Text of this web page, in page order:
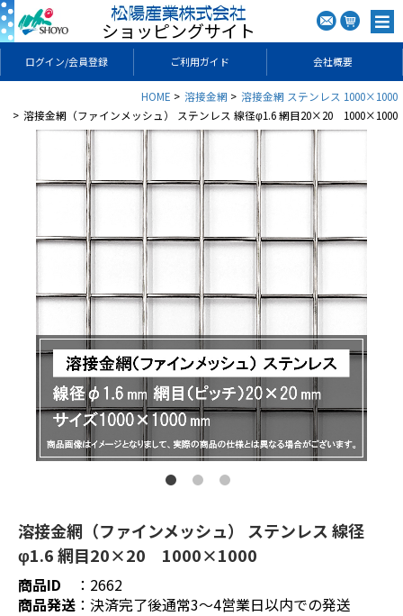
ショッピングサイト
ログイン/会員登録 ご利用ガイド 会社概要
HOME 溶接金網
溶接金網 ステンレス 1000×1000
溶接金網（ファインメッシュ） ステンレス 線径φ1.6 網目20×20 1000×1000
溶接金網（ファインメッシュ） ステンレス 線径
φ1.6 網目20×20 1000×1000
商品ID ： 2662
商品発送 ： 決済完了後通常3～4営業日以内での発送